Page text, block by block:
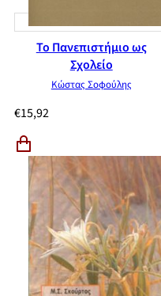
Το Πανεπιστήμιο ως
Σχολείο
Κώστας Σοφούλης
€15,92